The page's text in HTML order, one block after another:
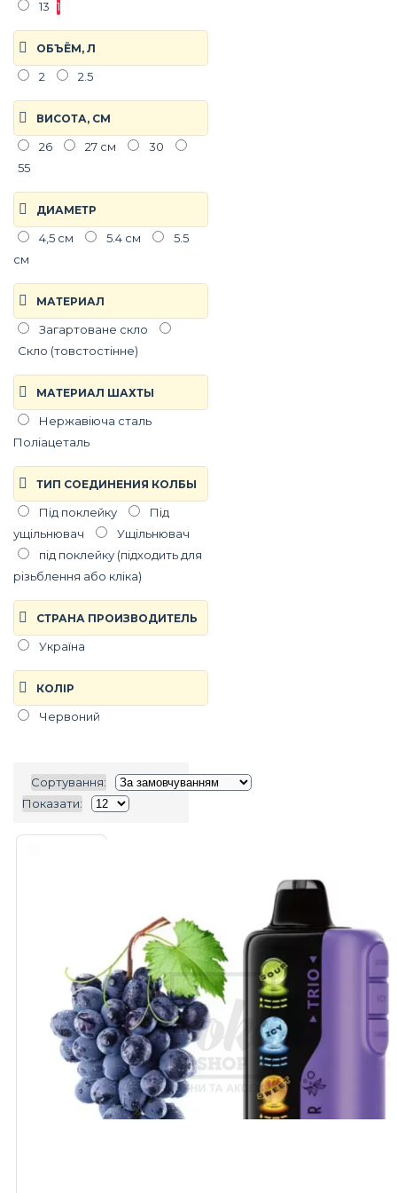
13 1
ОБЪЁМ, Л
2 2.5
ВИСОТА, СМ
26 27 см
30
55
ДИАМЕТР
4,5 см 5.4 см
5.5
см
МАТЕРИАЛ
Загартоване скло
Скло (товстостінне)
МАТЕРИАЛ ШАХТЫ
Нержавіюча сталь
Поліацеталь
ТИП СОЕДИНЕНИЯ КОЛБЫ
Під поклейку
Під
ущільнювач
Ущiльнювач
під поклейку (підходить для
різьблення або кліка)
СТРАНА ПРОИЗВОДИТЕЛЬ
Україна
КОЛIР
Червоний
Сортування:
Показати: